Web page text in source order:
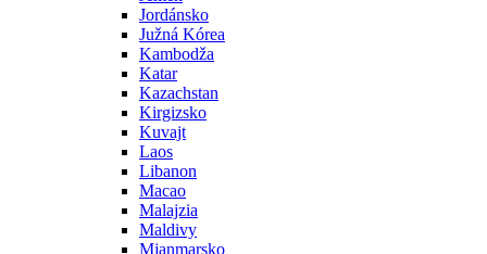
Jordánsko
Južná Kórea
Kambodža
Katar
Kazachstan
Kirgizsko
Kuvajt
Laos
Libanon
Macao
Malajzia
Maldivy
Mjanmarsko